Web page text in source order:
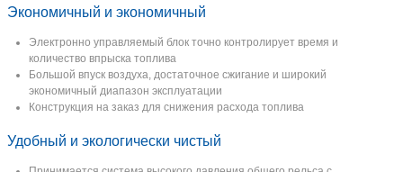
Экономичный и экономичный
Электронно управляемый блок точно контролирует время и
количество впрыска топлива
Большой впуск воздуха, достаточное сжигание и широкий
экономичный диапазон эксплуатации
Конструкция на заказ для снижения расхода топлива
Удобный и экологически чистый